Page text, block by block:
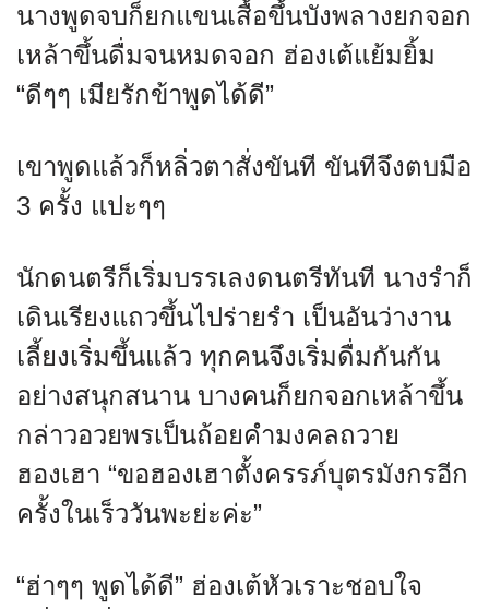
นางพูดจบก็ยกแขนเสื้อขึ้นบังพลางยกจอก
เหล้าขึ้นดื่มจนหมดจอก ฮ่องเต้แย้มยิ้ม
“ดีๆๆ เมียรักข้าพูดได้ดี”
เขาพูดแล้วก็หลิ่วตาสั่งขันที ขันทีจึงตบมือ
3 ครั้ง แปะๆๆ
นักดนตรีก็เริ่มบรรเลงดนตรีทันที นางรำก็
เดินเรียงแถวขึ้นไปร่ายรำ เป็นอันว่างาน
เลี้ยงเริ่มขึ้นแล้ว ทุกคนจึงเริ่มดื่มกันกัน
อย่างสนุกสนาน บางคนก็ยกจอกเหล้าขึ้น
กล่าวอวยพรเป็นถ้อยคำมงคลถวาย
ฮองเฮา “ขอฮองเฮาตั้งครรภ์บุตรมังกรอีก
ครั้งในเร็ววันพะย่ะค่ะ”
“ฮ่าๆๆ พูดได้ดี” ฮ่องเต้หัวเราะชอบใจ